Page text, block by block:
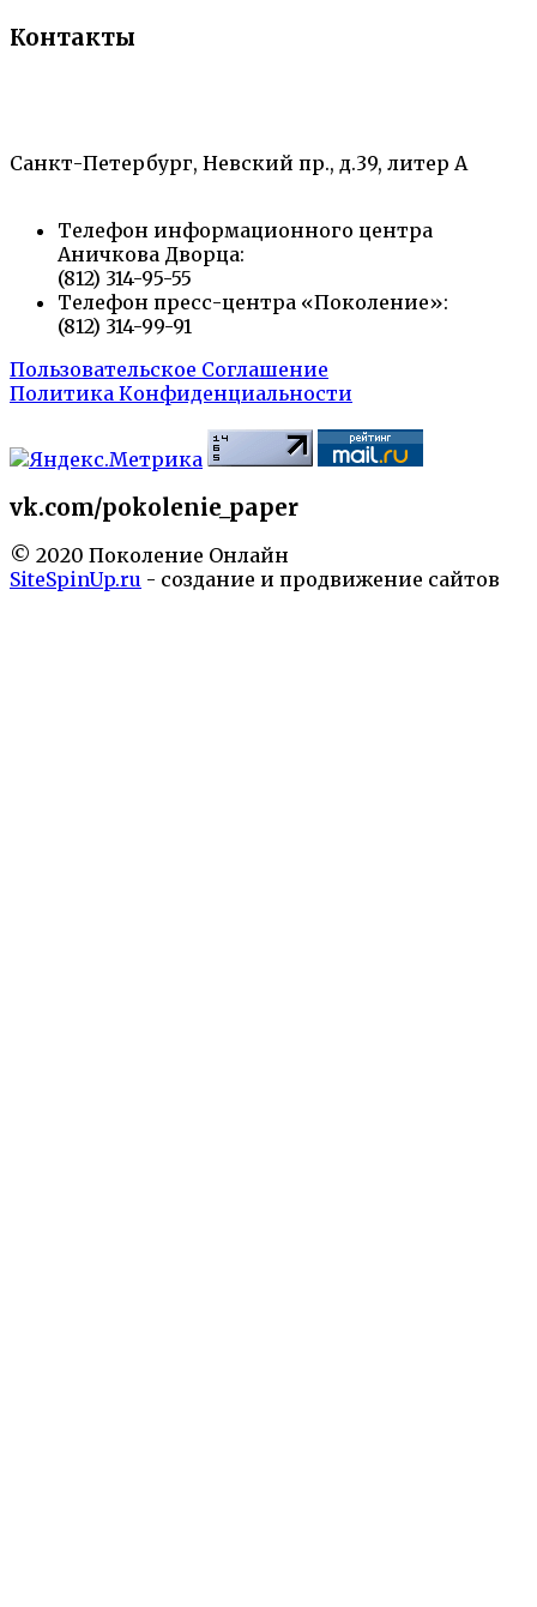
Контакты
Санкт-Петербург, Невский пр., д.39, литер А
Телефон информационного центра
Аничкова Дворца:
(812) 314-95-55
Телефон пресс-центра «Поколение»:
(812) 314-99-91
Пользовательское Соглашение
Политика Конфиденциальности
vk.com/pokolenie_paper
© 2020 Поколение Онлайн
SiteSpinUp.ru - создание и продвижение сайтов